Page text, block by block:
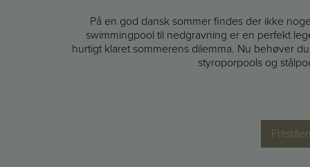
På en god dansk sommer findes der ikke
swimmingpool til nedgravning er en perfekt
hurtigt klaret sommerens dilemma. Nu behøver
styroporpools og